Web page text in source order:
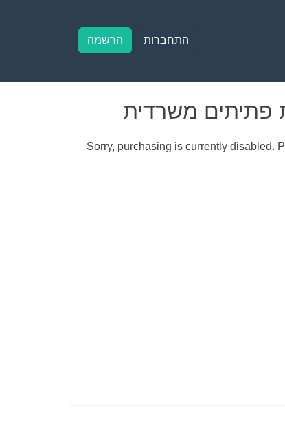
התחברות הרשמה
Sorry, purchasing is currently disabled.